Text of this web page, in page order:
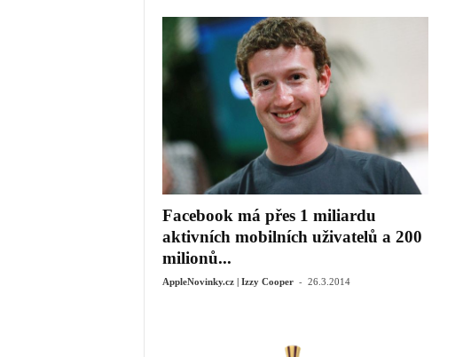
Facebook má přes 1 miliardu
aktivních mobilních uživatelů a 200
milionů...
AppleNovinky.cz | Izzy Cooper - 26.3.2014